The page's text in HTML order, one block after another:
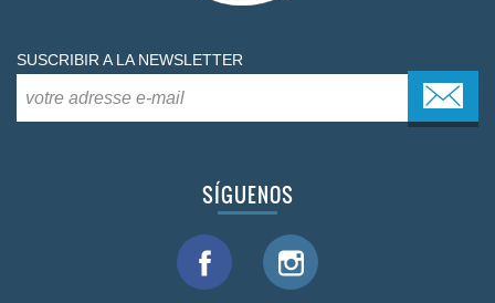
SUSCRIBIR A LA NEWSLETTER
SÍGUENOS